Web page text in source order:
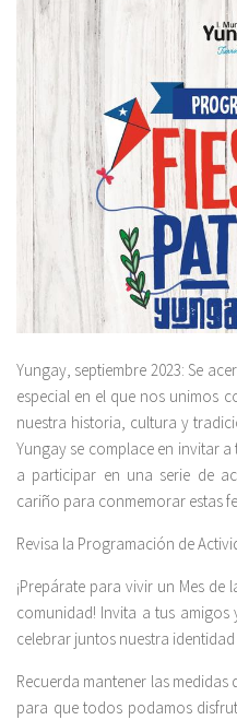
Yungay, septiembre 2023: Se
especial en el que nos unimos
nuestra historia, cultura y
Yungay se complace en invitar
a participar en una serie de
cariño para conmemorar estas
Revisa la Programación de
¡Prepárate para vivir un Mes
comunidad! Invita a tus
celebrar juntos nuestra
Recuerda mantener las
para que todos podamos